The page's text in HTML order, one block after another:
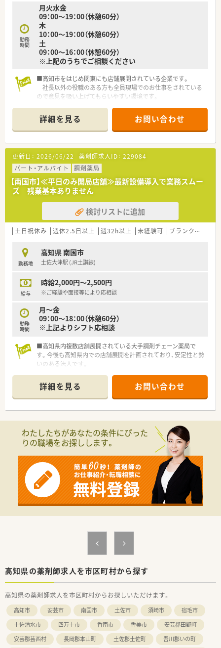
勤務
時間
月火水金
09：00～19：00（休憩60分）
木
10：00～19：00（休憩60分）
土
09：00～16：00（休憩60分）
※上記のうちでご相談ください
■高知市をはじめ関東にも店舗展開されている企業です。
社長以外の役職のある方も全員現場でのお仕事をされている
ので意見を吸い上げてもらいやすい環境です。
るアットホームな環境です。
詳細を見る お問い合わせ
更新日： 2026/06/22 薬剤師求人ID： 229084
パート・アルバイト
調剤薬局
【南国市】≪平日のみ開局店舗≫最新設備導入で業務スムー
ズ 残業基本ありません
検討リストに追加
土日祝休み 週休2.5日以上 週32h以上 未経験可 ブランク可
勤務地
高知県 南国市
土佐大津駅 (JR土讃線)
給与
時給2,000円～2,500円
※ご経験や面接等により応相談
勤務
時間
月～金
09：00～18：00（休憩60分）
※上記よりシフト応相談
■高知県内複数店舗展開されている大手調剤チェーン薬局で
す。今後も高知県内での店舗展開を計画されており、安定性と勢
いのある法人です。
専任での業務をご希望される方もお気軽にご相談ください。
■スキルアップにも力を入れており、希望者で学会発表にも参加
されています。
■全店舗にて最新機器（電子薬歴 他）を導入している為、業務短
詳細を見る お問い合わせ
わたしたちがあなたの条件にぴった
りの職場をお探しします。
高知県の薬剤師求人を市区町村から探す
高知県の薬剤師求人を市区町村からお探しいただけます。
高知市 安芸市 南国市 土佐市 須崎市
宿毛市
土佐清水市
四万十市 香南市 香美市
安芸郡田野町
安芸郡芸西村
長岡郡本山町 土佐郡土佐町
吾川郡いの町